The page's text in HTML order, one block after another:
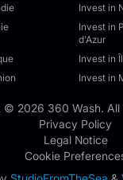
Invest in
Invest in
d'Azur
Invest in
Invest in
© 2026 360 Wash. All
Privacy Policy
Legal Notice
Cookie